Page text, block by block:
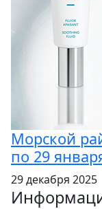
Морской
по 29
29 декабря 2025